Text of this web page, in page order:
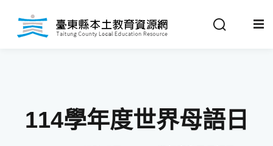
新消息114學年度世界母語日
Sign in Sign up